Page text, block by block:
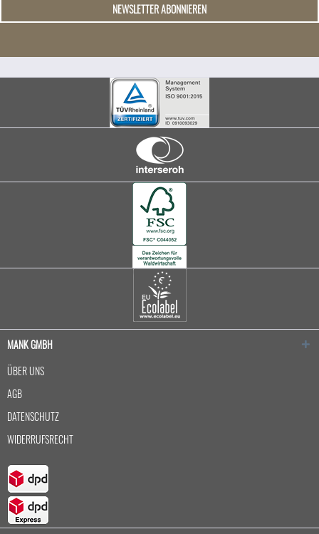
NEWSLETTER ABONNIEREN
MANK GMBH
ÜBER UNS
AGB
DATENSCHUTZ
WIDERRUFSRECHT